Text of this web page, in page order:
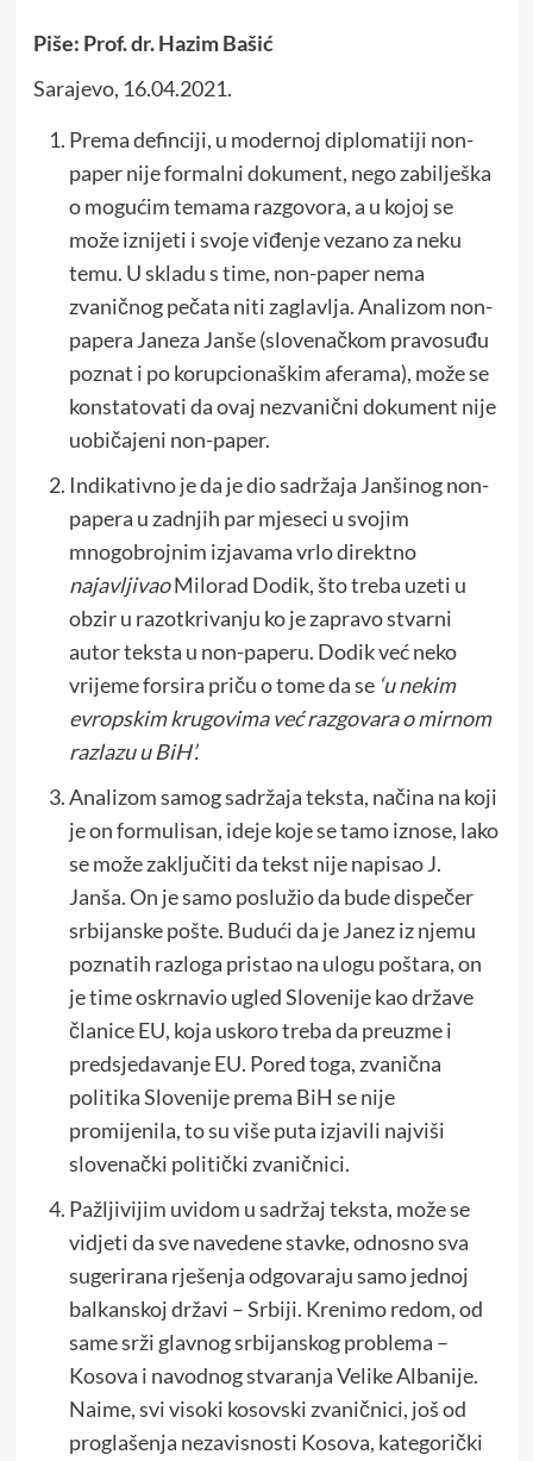
Piše: Prof. dr. Hazim Bašić
Sarajevo, 16.04.2021.
Prema definciji, u modernoj diplomatiji non-
paper nije formalni dokument, nego zabilješka
o mogućim temama razgovora, a u kojoj se
može iznijeti i svoje viđenje vezano za neku
temu. U skladu s time, non-paper nema
zvaničnog pečata niti zaglavlja. Analizom non-
papera Janeza Janše (slovenačkom pravosuđu
poznat i po korupcionaškim aferama), može se
konstatovati da ovaj nezvanični dokument nije
uobičajeni non-paper.
Indikativno je da je dio sadržaja Janšinog non-
papera u zadnjih par mjeseci u svojim
mnogobrojnim izjavama vrlo direktno
najavljivaoMilorad Dodik, što treba uzeti u
obzir u razotkrivanju ko je zapravo stvarni
autor teksta u non-paperu. Dodik već neko
vrijeme forsira priču o tome da se ‘u nekim
evropskim krugovima već razgovara o mirnom
razlazu u BiH’.
Analizom samog sadržaja teksta, načina na koji
je on formulisan, ideje koje se tamo iznose, lako
se može zaključiti da tekst nije napisao J.
Janša. On je samo poslužio da bude dispečer
srbijanske pošte. Budući da je Janez iz njemu
poznatih razloga pristao na ulogu poštara, on
je time oskrnavio ugled Slovenije kao države
članice EU, koja uskoro treba da preuzme i
predsjedavanje EU. Pored toga, zvanična
politika Slovenije prema BiH se nije
promijenila, to su više puta izjavili najviši
slovenački politički zvaničnici.
Pažljivijim uvidom u sadržaj teksta, može se
vidjeti da sve navedene stavke, odnosno sva
sugerirana rješenja odgovaraju samo jednoj
balkanskoj državi – Srbiji. Krenimo redom, od
same srži glavnog srbijanskog problema –
Kosova i navodnog stvaranja Velike Albanije.
Naime, svi visoki kosovski zvaničnici, još od
proglašenja nezavisnosti Kosova, kategorički